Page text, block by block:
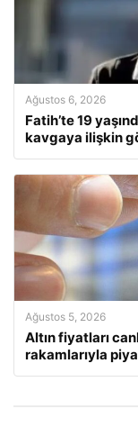
Ağustos 6, 2026
Fatih’te 19
kavgaya ilişkin
Ağustos 5, 2026
Altın fiyatları
rakamlarıyla